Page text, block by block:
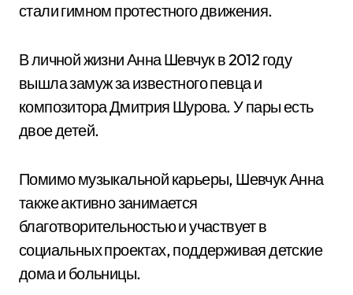
стали гимном протестного движения.
В личной жизни Анна Шевчук в 2012 году
вышла замуж за известного певца и
композитора Дмитрия Шурова. У пары есть
двое детей.
Помимо музыкальной карьеры, Шевчук Анна
также активно занимается
благотворительностью и участвует в
социальных проектах, поддерживая детские
дома и больницы.